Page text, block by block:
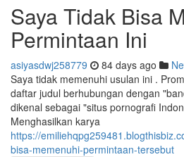
Saya Tidak Bisa
Permintaan Ini
asiyasdwj258779 84 days ago
Saya tidak memenuhi usulan ini .
daftar judul berhubungan dengan
dikenal sebagai "situs pornografi
Menghasilkan karya
https://
bisa-memenuhi-permintaan-tersebut